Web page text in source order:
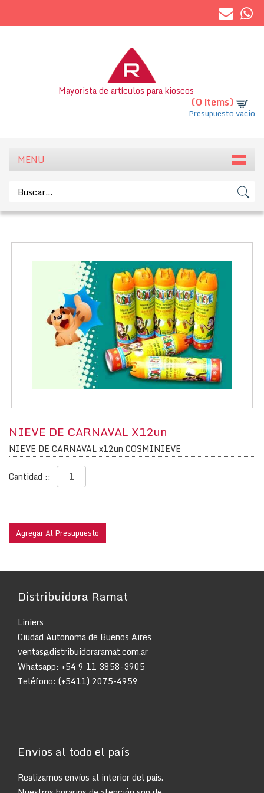
Mayorista de artículos para kioscos
(0 items)
Presupuesto vacio
MENU
NIEVE DE CARNAVAL X12un
NIEVE DE CARNAVAL x12un COSMINIEVE
Cantidad ::
Distribuidora Ramat
Liniers
Ciudad Autonoma de Buenos Aires
ventas@distribuidoraramat.com.ar
Whatsapp: +54 9 11 3858-3905
Teléfono: (+5411) 2075-4959
Envios al todo el país
Realizamos envíos al interior del país.